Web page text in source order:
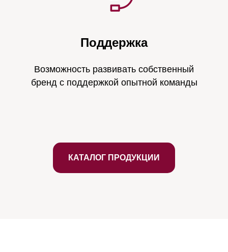
Поддержка
Возможность развивать собственный
бренд с поддержкой опытной команды
КАТАЛОГ ПРОДУКЦИИ